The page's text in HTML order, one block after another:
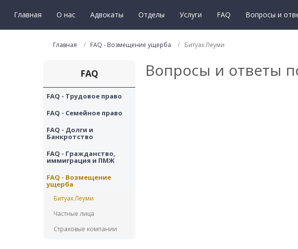
Главная О нас Адвокаты Отделы Услуги FAQ Вопросы и
Главная FAQ - Возмещение ущерба Битуах Леуми
FAQ
FAQ - Трудовое право
FAQ - Семейное право
FAQ - Долги и
Банкротство
FAQ - Гражданство,
иммиграция и ПМЖ
FAQ - Возмещение
ущерба
Битуах Леуми
Частные лица
Страховые компании
Вопросы и ответы